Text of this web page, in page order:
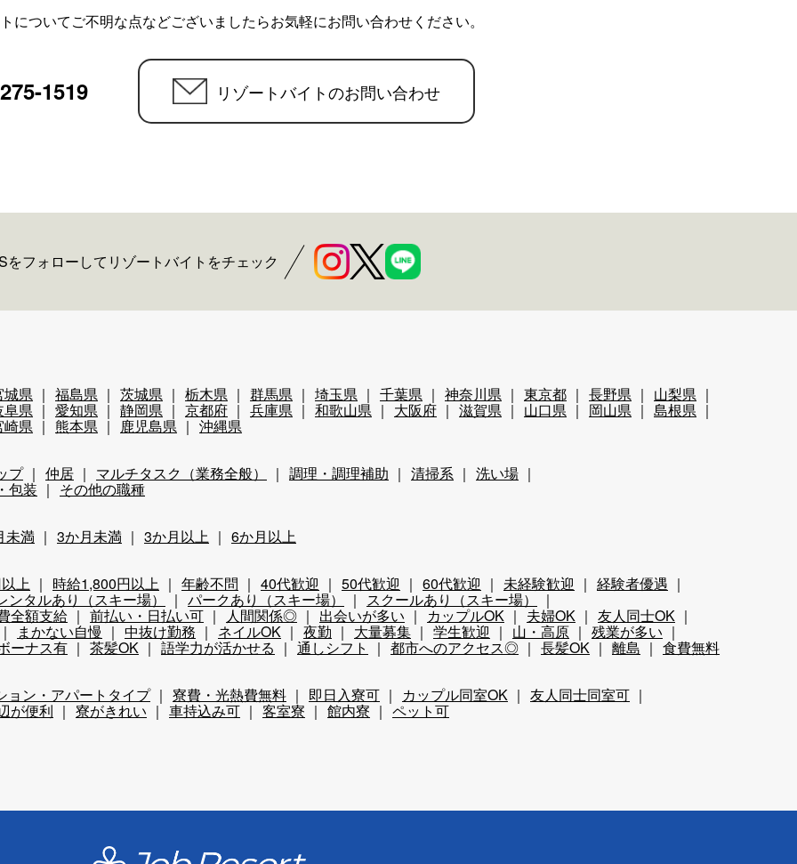
についてご不明な点などございましたらお気軽にお問い合わせください。
1519 リゾートバイトのお問い合わせ
をフォローしてリゾートバイトをチェック
城県 福島県 茨城県 栃木県 群馬県 埼玉県 千葉県 神奈川県 東京都 長野県 山梨県
阜県 愛知県 静岡県 京都府 兵庫県 和歌山県 大阪府 滋賀県 山口県 岡山県 島根県
崎県 熊本県 鹿児島県 沖縄県
プ 仲居 マルチタスク（業務全般） 調理・調理補助 清掃系 洗い場
包装 その他の職種
未満 3か月未満 3か月以上 6か月以上
上 時給1,800円以上 年齢不問 40代歓迎 50代歓迎 60代歓迎 未経験歓迎 経験者優遇
ンタルあり（スキー場） パークあり（スキー場） スクールあり（スキー場）
全額支給 前払い・日払い可 人間関係◎ 出会いが多い カップルOK 夫婦OK 友人同士OK
まかない自慢 中抜け勤務 ネイルOK 夜勤 大量募集 学生歓迎 山・高原 残業が多い
ーナス有 茶髪OK 語学力が活かせる 通しシフト 都市へのアクセス◎ 長髪OK 離島 食費無料
ョン・アパートタイプ 寮費・光熱費無料 即日入寮可 カップル同室OK 友人同士同室可
が便利 寮がきれい 車持込み可 客室寮 館内寮 ペット可